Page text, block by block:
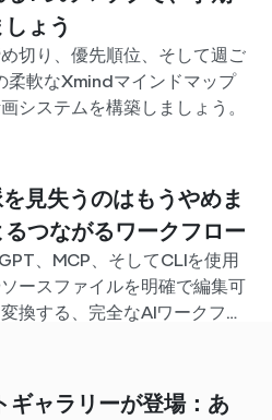
ょう
切り、優先順位、そして週ご
柔軟なXmindマインドマップ
システムを構築しましょう。
見失うのはもうやめま
つながるワークフロー
、MCP、そしてCLIを使用
ースファイルを明確で編集可
換する、完全なAIワークフロ
ギャラリーが登場：あ